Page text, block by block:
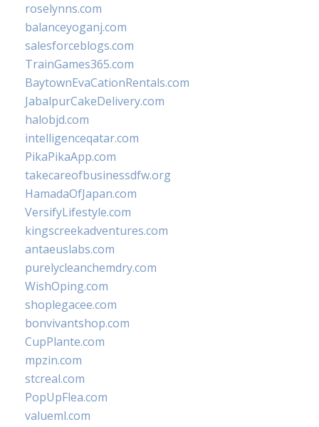
roselynns.com
balanceyoganj.com
salesforceblogs.com
TrainGames365.com
BaytownEvaCationRentals.com
JabalpurCakeDelivery.com
halobjd.com
intelligenceqatar.com
PikaPikaApp.com
takecareofbusinessdfw.org
HamadaOfJapan.com
VersifyLifestyle.com
kingscreekadventures.com
antaeuslabs.com
purelycleanchemdry.com
WishOping.com
shoplegacee.com
bonvivantshop.com
CupPlante.com
mpzin.com
stcreal.com
PopUpFlea.com
valueml.com